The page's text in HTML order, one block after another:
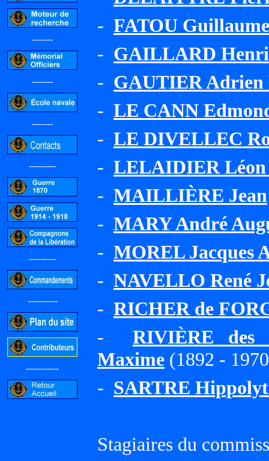
-------
-------
-------
---------
---------
----------
-----------
- FATOU
- GAILLARD
- GAUTIER Adrien
- LE CANN
- LE DIVELLEC
- LELAIDIER Léon
- MAILLIÈRE Jean
- MARY André
- MOREL Jacques
- NAVELLO René
- RICHER de
- RIVIÈRE des
Maxime (1892 -
- SARTRE
Stagiaires du